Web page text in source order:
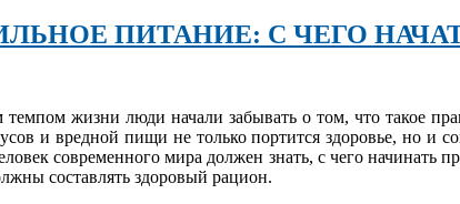
ПИТАНИЕ: С ЧЕГО
жизни люди начали забывать о том, что такое
и вредной пищи не только портится здоровье, но и
современного мира должен знать, с чего начинать
составлять здоровый рацион.